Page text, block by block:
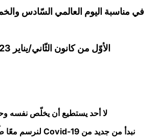
في مناسبة اليوم العالمي السّادس
الأوّل من كانون الثّاني/يناير 2023
لا أحد يستطيع أن يخلّص نفسه
نبدأ من جديد من Covid-19 لنرسم معًا طُرُقَ السّلام